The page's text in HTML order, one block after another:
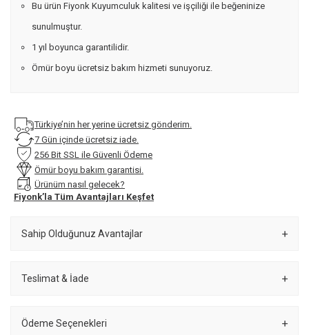
Bu ürün Fiyonk Kuyumculuk kalitesi ve işçiliği ile beğeninize
sunulmuştur.
1 yıl boyunca garantilidir.
Ömür boyu ücretsiz bakım hizmeti sunuyoruz.
Türkiye’nin her yerine ücretsiz gönderim.
7 Gün içinde ücretsiz iade.
256 Bit SSL ile Güvenli Ödeme
Ömür boyu bakım garantisi.
Ürünüm nasıl gelecek?
Fiyonk’la Tüm Avantajları Keşfet
Sahip Olduğunuz Avantajlar
Teslimat & İade
Ödeme Seçenekleri